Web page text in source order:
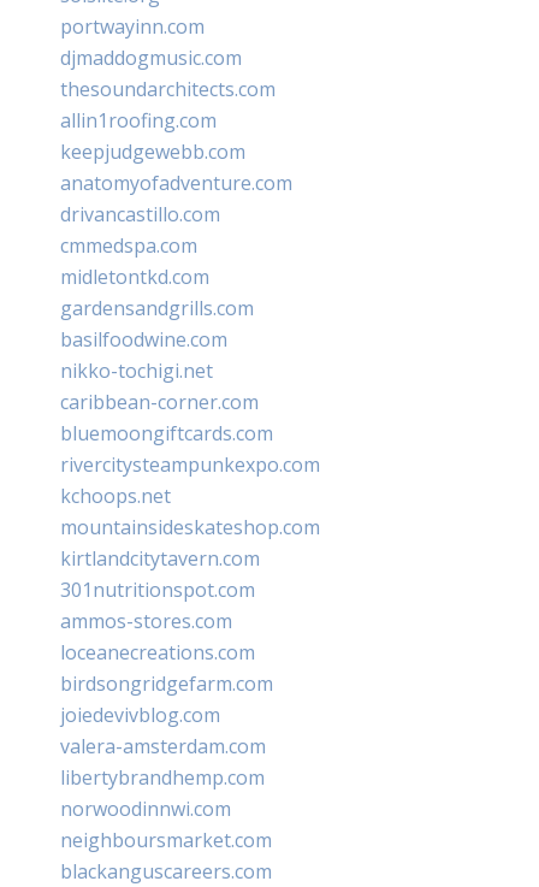
portwayinn.com
djmaddogmusic.com
thesoundarchitects.com
allin1roofing.com
keepjudgewebb.com
anatomyofadventure.com
drivancastillo.com
cmmedspa.com
midletontkd.com
gardensandgrills.com
basilfoodwine.com
nikko-tochigi.net
caribbean-corner.com
bluemoongiftcards.com
rivercitysteampunkexpo.com
kchoops.net
mountainsideskateshop.com
kirtlandcitytavern.com
301nutritionspot.com
ammos-stores.com
loceanecreations.com
birdsongridgefarm.com
joiedevivblog.com
valera-amsterdam.com
libertybrandhemp.com
norwoodinnwi.com
neighboursmarket.com
blackanguscareers.com